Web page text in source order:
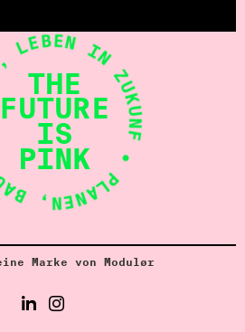
LEBEN IN ZUKUNFT
THE
FUTURE
IS
PINK
Marke von Modulør